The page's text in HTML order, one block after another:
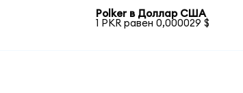
Polker в Доллар США
1 PKR равен 0,000029 $